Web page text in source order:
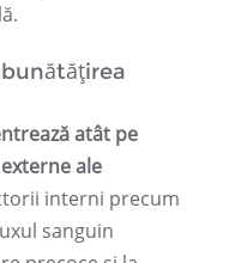
atât pe
ale
interni precum
sanguin